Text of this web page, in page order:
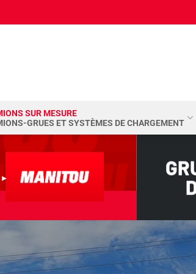
SUR MESURE
GRUES ET SYSTÈMES DE CHARGEMENT